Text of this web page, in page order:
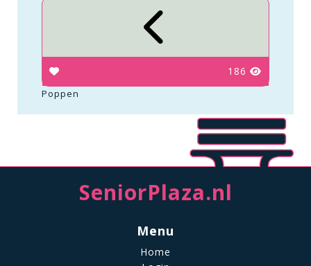
186
Poppen
SeniorPlaza.nl
Menu
Home